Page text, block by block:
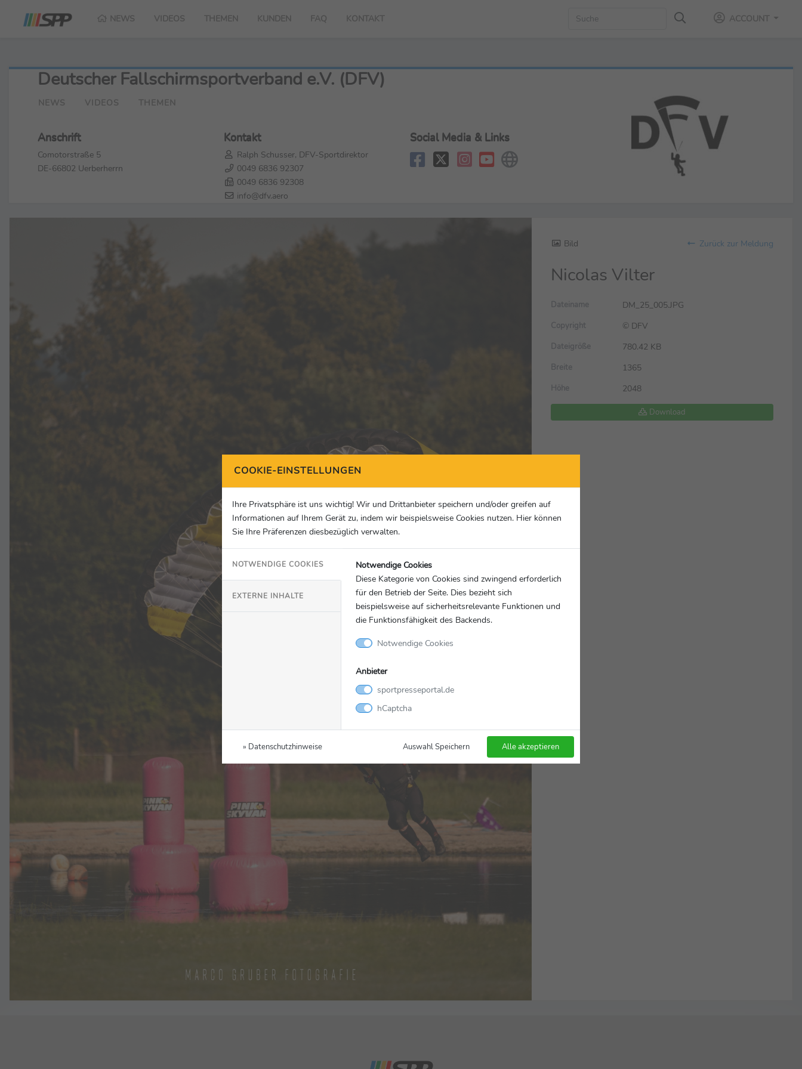
NEWS VIDEOS THEMEN KUNDEN FAQ KONTAKT ACCOUNT
Deutscher Fallschirmsportverband e.V. (DFV)
NEWS VIDEOS THEMEN
Anschrift
Comotorstraße 5
DE-66802 Uerberherrn
Kontakt
Ralph Schusser, DFV-Sportdirektor
0049 6836 92307
0049 6836 92308
info@dfv.aero
Social Media & Links
Bild Zurück zur Meldung
Nicolas Vilter
Dateiname DM_25_005.JPG
Copyright © DFV
Dateigröße 780.42 KB
Breite 1365
Höhe 2048
Download
COOKIE-EINSTELLUNGEN
Ihre Privatsphäre ist uns wichtig! Wir und Drittanbieter speichern und/oder greifen auf
Informationen auf Ihrem Gerät zu, indem wir beispielsweise Cookies nutzen. Hier können
Sie Ihre Präferenzen diesbezüglich verwalten.
NOTWENDIGE COOKIES
EXTERNE INHALTE
Notwendige Cookies
Diese Kategorie von Cookies sind zwingend erforderlich
für den Betrieb der Seite. Dies bezieht sich
beispielsweise auf sicherheitsrelevante Funktionen und
die Funktionsfähigkeit des Backends.
Notwendige Cookies
Anbieter
sportpresseportal.de
hCaptcha
» Datenschutzhinweise Auswahl Speichern Alle akzeptieren